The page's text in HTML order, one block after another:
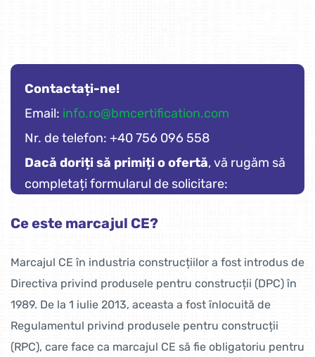
Contactați-ne!
Email: info.ro@bmcertification.com
Nr. de telefon: +40 756 096 558
Dacă doriți să primiți o ofertă, vă rugăm să
completați formularul de solicitare:
Ce este marcajul CE?
Marcajul CE în industria construcțiilor a fost introdus de
Directiva privind produsele pentru construcții (DPC) în
1989. De la 1 iulie 2013, aceasta a fost înlocuită de
Regulamentul privind produsele pentru construcții
(RPC), care face ca marcajul CE să fie obligatoriu pentru